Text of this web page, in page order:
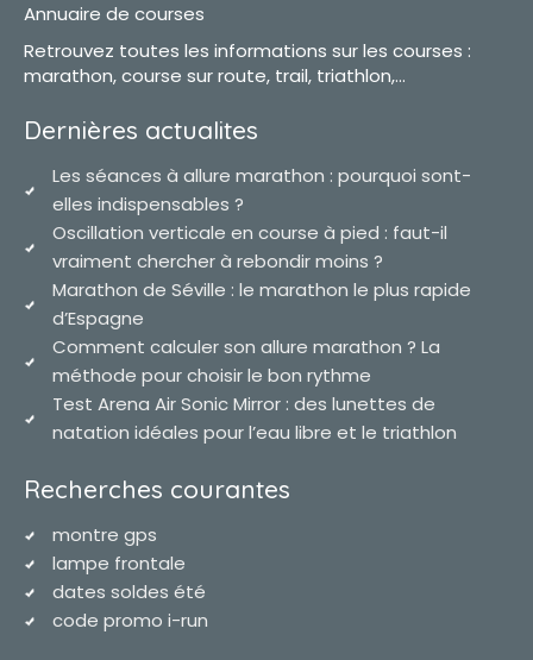
Annuaire de courses
Retrouvez toutes les informations sur les courses :
marathon, course sur route, trail, triathlon,...
Dernières actualites
Les séances à allure marathon : pourquoi sont-
elles indispensables ?
Oscillation verticale en course à pied : faut-il
vraiment chercher à rebondir moins ?
Marathon de Séville : le marathon le plus rapide
d’Espagne
Comment calculer son allure marathon ? La
méthode pour choisir le bon rythme
Test Arena Air Sonic Mirror : des lunettes de
natation idéales pour l’eau libre et le triathlon
Recherches courantes
montre gps
lampe frontale
dates soldes été
code promo i-run